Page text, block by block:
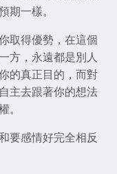
期一樣。
取得優勢，在這個
方，永遠都是別人
的真正目的，而對
主去跟著你的想法
要感情好完全相反